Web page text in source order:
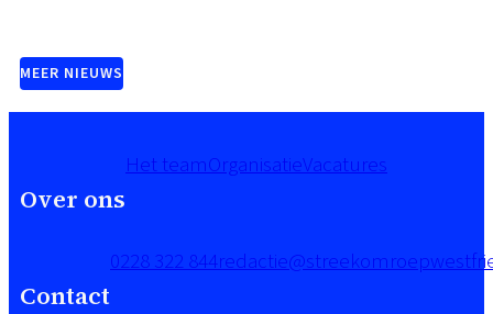
MEER NIEUWS
Over ons
Het teamOrganisatieVacatures
Contact
0228 322 844